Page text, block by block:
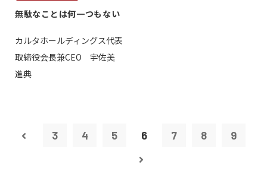
無駄なことは何一つもない
カルタホールディングス代表
取締役会長兼CEO 宇佐美
進典
3 4 5 6 7 8 9